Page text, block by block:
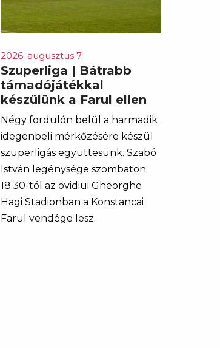
2026. augusztus 7.
Szuperliga | Bátrabb
támadójátékkal
készülünk a Farul ellen
Négy fordulón belül a harmadik
idegenbeli mérkőzésére készül
szuperligás együttesünk. Szabó
István legénysége szombaton
18.30-tól az ovidiui Gheorghe
Hagi Stadionban a Konstancai
Farul vendége lesz.